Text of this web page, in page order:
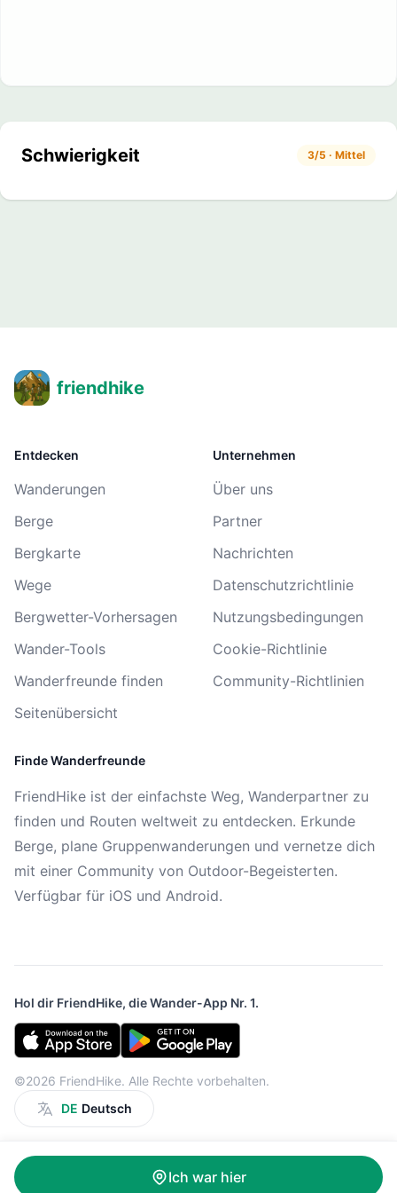
Schwierigkeit 3/5 · Mittel
Ich war hier
friendhike
Entdecken
Wanderungen
Berge
Bergkarte
Wege
Bergwetter-Vorhersagen
Wander-Tools
Wanderfreunde finden
Seitenübersicht
Unternehmen
Über uns
Partner
Nachrichten
Datenschutzrichtlinie
Nutzungsbedingungen
Cookie-Richtlinie
Community-Richtlinien
Finde Wanderfreunde
FriendHike ist der einfachste Weg, Wanderpartner zu
finden und Routen weltweit zu entdecken. Erkunde
Berge, plane Gruppenwanderungen und vernetze dich
mit einer Community von Outdoor-Begeisterten.
Verfügbar für iOS und Android.
Hol dir FriendHike, die Wander-App Nr. 1.
©2026 FriendHike. Alle Rechte vorbehalten.
DE Deutsch